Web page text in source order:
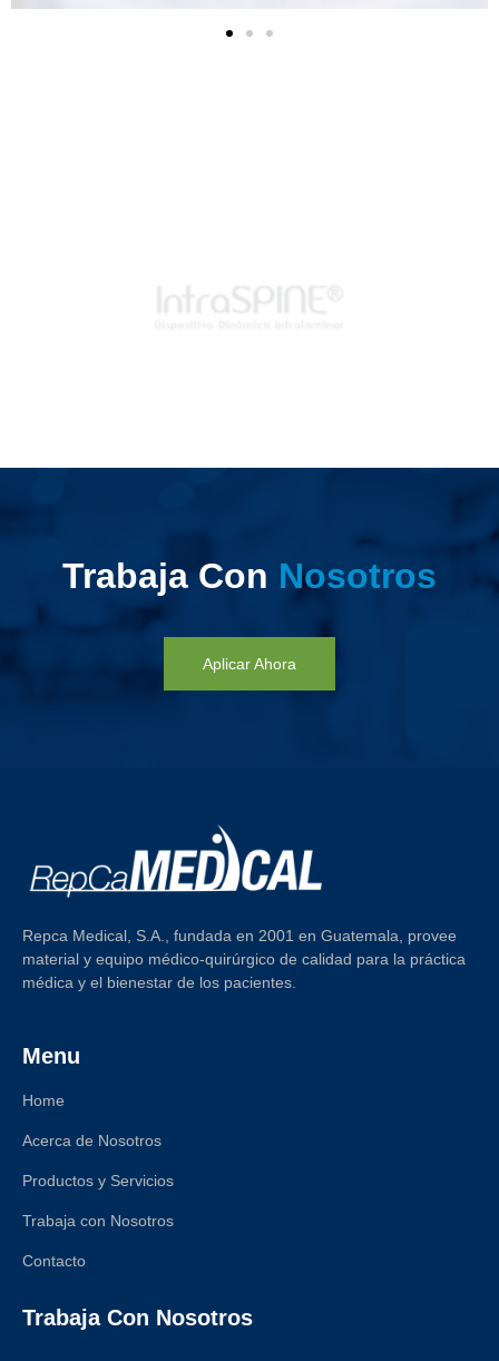
Trabaja Con Nosotros
Aplicar Ahora
Repca Medical, S.A., fundada en 2001 en Guatemala, provee
material y equipo médico-quirúrgico de calidad para la práctica
médica y el bienestar de los pacientes.
Menu
Home
Acerca de Nosotros
Productos y Servicios
Trabaja con Nosotros
Contacto
Trabaja Con Nosotros